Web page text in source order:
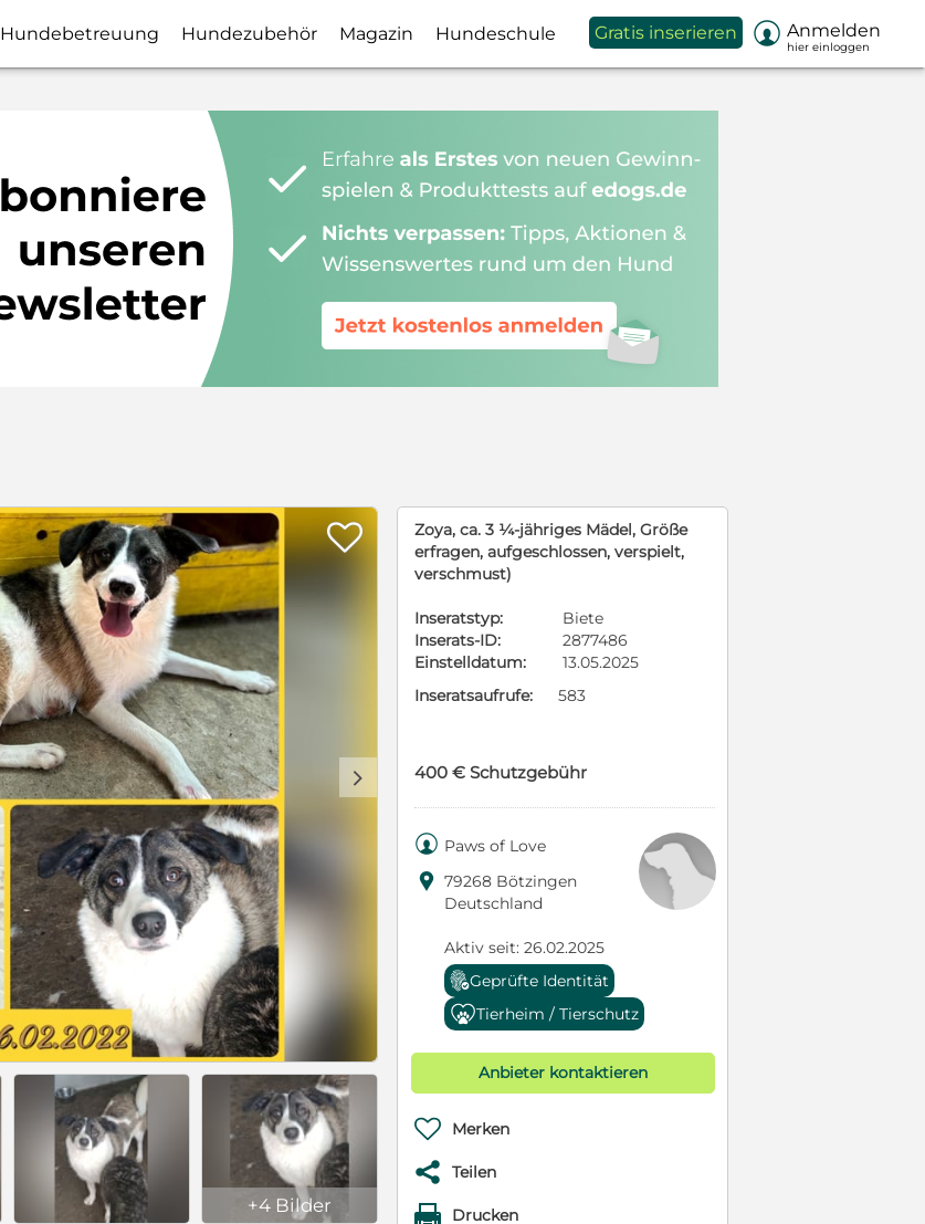
Hundebetreuung Hundezubehör Magazin Hundeschule Gratis inserieren  Anmelden
hier einloggen

d
+4 Bilder
Zoya, ca. 3 ¼-jähriges Mädel, Größe
erfragen, aufgeschlossen, verspielt,
verschmust)
Inseratstyp:
Biete
Inserats-ID:
2877486
Einstelldatum:
13.05.2025
Inseratsaufrufe:
583
400 € Schutzgebühr
 Paws of Love
 79268 Bötzingen
Deutschland
Aktiv seit: 26.02.2025
Geprüfte Identität
Tierheim / Tierschutz
Anbieter kontaktieren
 Merken
 Teilen
 Drucken